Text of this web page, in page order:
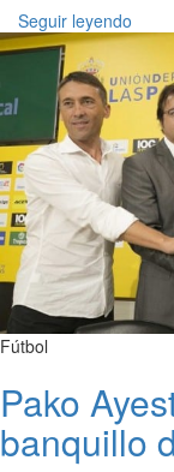
Seguir leyendo
Fútbol
Pako
banquillo